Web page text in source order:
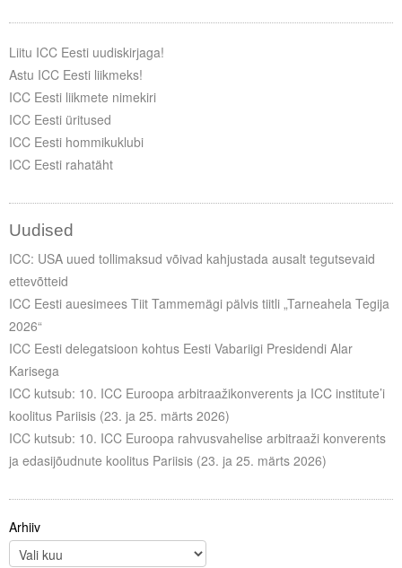
Liitu ICC Eesti uudiskirjaga!
Astu ICC Eesti liikmeks!
ICC Eesti liikmete nimekiri
ICC Eesti üritused
ICC Eesti hommikuklubi
ICC Eesti rahatäht
Uudised
ICC: USA uued tollimaksud võivad kahjustada ausalt tegutsevaid
ettevõtteid
ICC Eesti auesimees Tiit Tammemägi pälvis tiitli „Tarneahela Tegija
2026“
ICC Eesti delegatsioon kohtus Eesti Vabariigi Presidendi Alar
Karisega
ICC kutsub: 10. ICC Euroopa arbitraažikonverents ja ICC institute’i
koolitus Pariisis (23. ja 25. märts 2026)
ICC kutsub: 10. ICC Euroopa rahvusvahelise arbitraaži konverents
ja edasijõudnute koolitus Pariisis (23. ja 25. märts 2026)
Arhiiv